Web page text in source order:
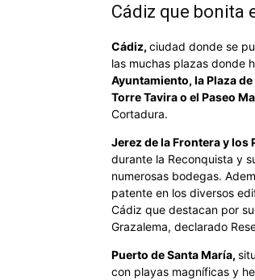
Cádiz que bonita
Cádiz, ciudad donde se
las muchas plazas donde
Ayuntamiento, la Plaza
Torre Tavira o el Paseo
Cortadura.
Jerez de la Frontera y los
durante la Reconquista y
numerosas bodegas.
patente en los diversos
Cádiz que destacan por
Grazalema, declarado
Puerto de Santa María,
con playas magníficas y